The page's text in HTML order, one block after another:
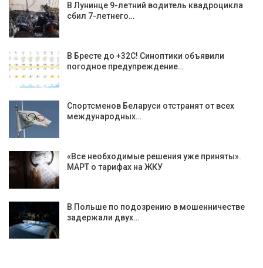
В Лунинце 9-летний водитель квадроцикла
сбил 7-летнего…
В Бресте до +32С! Синоптики объявили
погодное предупреждение…
Спортсменов Беларуси отстранят от всех
международных…
«Все необходимые решения уже приняты».
МАРТ о тарифах на ЖКУ
В Польше по подозрению в мошенничестве
задержали двух…